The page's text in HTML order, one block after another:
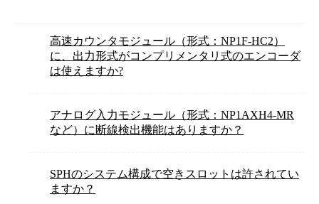
高速カウンタモジュール（形式：NP1F-HC2）
に、出力形式がコンプリメンタリ式のエンコーダ
は使えますか?
アナログ入力モジュール（形式：NP1AXH4-MR
など）に断線検出機能はありますか？
SPHのシステム構成で空きスロットは許されてい
ますか？